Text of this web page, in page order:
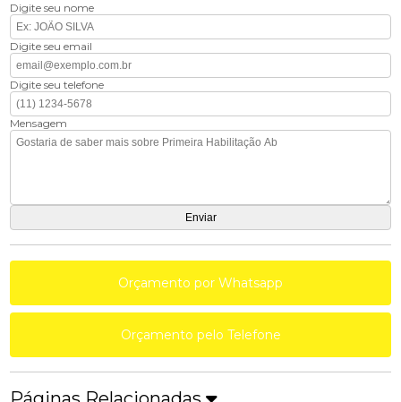
Digite seu nome
Digite seu email
Digite seu telefone
Mensagem
Orçamento por Whatsapp
Orçamento pelo Telefone